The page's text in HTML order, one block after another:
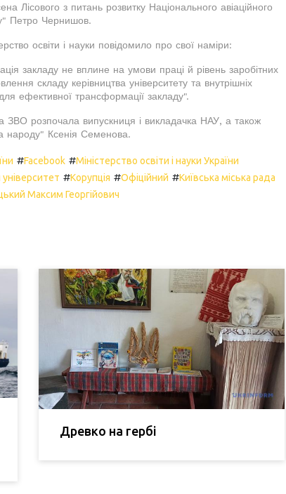
Лісового з питань розвитку Національного авіаційного
Петро Чернишов.
освіти і науки повідомило про свої наміри:
закладу не вплине на умови праці й рівень заробітних
складу керівництва університету та внутрішніх
ефективної трансформації закладу".
ЗВО розпочала випускниця і викладачка НАУ, а також
народу" Ксенія Семенова.
#Facebook #Міністерство освіти і науки України
університет #Корупція #Офіційний #Київська міська рада
Максим Георгійович
Древко на гербі